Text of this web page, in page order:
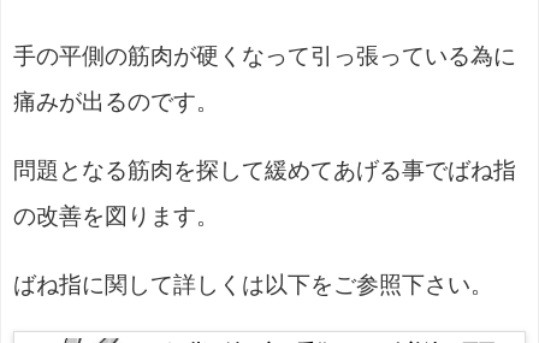
手の平側の筋肉が硬くなって引っ張っている為に
痛みが出るのです。
問題となる筋肉を探して緩めてあげる事でばね指
の改善を図ります。
ばね指に関して詳しくは以下をご参照下さい。